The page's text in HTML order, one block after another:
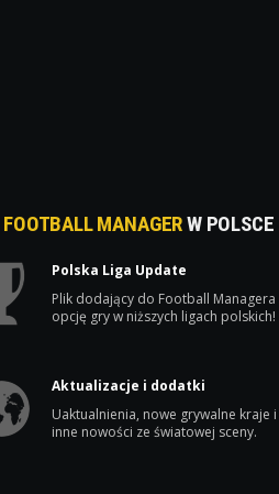
FOOTBALL MANAGERW POLSCE
Polska Liga Update
Plik dodający do Football Managera
opcję gry w niższych ligach polskich!
Aktualizacje i dodatki
Uaktualnienia, nowe grywalne kraje i
inne nowości ze światowej sceny.